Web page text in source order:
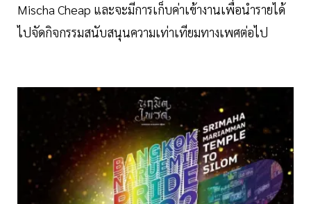
Mischa Cheap และจะมีการเก็บค่าเข้างานเพื่อนำรายได้
ไปจัดกิจกรรมสนับสนุนความเท่าเทียมทางเพศต่อไป